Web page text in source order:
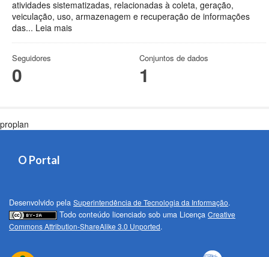
atividades sistematizadas, relacionadas à coleta, geração,
veiculação, uso, armazenagem e recuperação de informações
das... Leia mais
Seguidores
0
Conjuntos de dados
1
proplan
O Portal
Desenvolvido pela Superintendência de Tecnologia da Informação.
Todo conteúdo licenciado sob uma Licença Creative
Commons Attribution-ShareAlike 3.0 Unported.